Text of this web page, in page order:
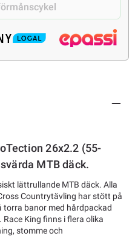
26x2.2 (55-
MTB däck.
lättrullande MTB däck. Alla
Countrytävling har stött på
torra banor med hårdpackad
King finns i flera olika
stomme och